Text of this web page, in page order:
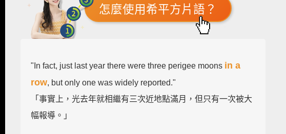
怎麼使用希平方片語？
"In fact, just last year there were three perigee moons in a
row, but only one was widely reported."
「事實上，光去年就相繼有三次近地點滿月，但只有一次被大
幅報導。」